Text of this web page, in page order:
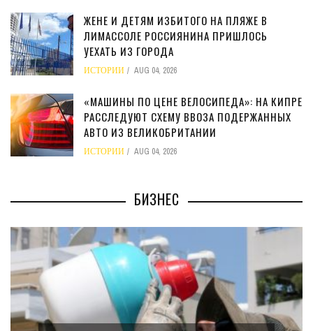
ЖЕНЕ И ДЕТЯМ ИЗБИТОГО НА ПЛЯЖЕ В
ЛИМАССОЛЕ РОССИЯНИНА ПРИШЛОСЬ
УЕХАТЬ ИЗ ГОРОДА
ИСТОРИИ AUG 04, 2026
«МАШИНЫ ПО ЦЕНЕ ВЕЛОСИПЕДА»: НА КИПРЕ
РАССЛЕДУЮТ СХЕМУ ВВОЗА ПОДЕРЖАННЫХ
АВТО ИЗ ВЕЛИКОБРИТАНИИ
ИСТОРИИ AUG 04, 2026
БИЗНЕС